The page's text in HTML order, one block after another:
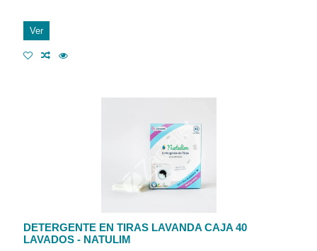
Ver
DETERGENTE EN TIRAS LAVANDA CAJA 40
LAVADOS - NATULIM